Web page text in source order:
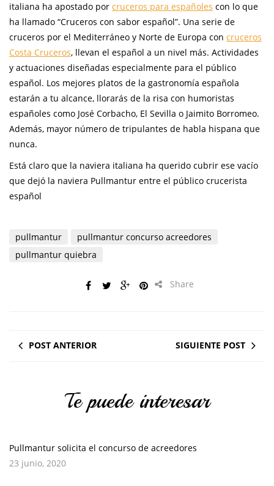
italiana ha apostado por cruceros para españoles con lo que
ha llamado “Cruceros con sabor español”. Una serie de
cruceros por el Mediterráneo y Norte de Europa con cruceros
Costa Cruceros, llevan el español a un nivel más. Actividades
y actuaciones diseñadas especialmente para el público
español. Los mejores platos de la gastronomía española
estarán a tu alcance, llorarás de la risa con humoristas
españoles como José Corbacho, El Sevilla o Jaimito Borromeo.
Además, mayor número de tripulantes de habla hispana que
nunca.
Está claro que la naviera italiana ha querido cubrir ese vacío
que dejó la naviera Pullmantur entre el público crucerista
español
pullmantur
pullmantur concurso acreedores
pullmantur quiebra
Share
POST ANTERIOR SIGUIENTE POST
Te puede interesar
Pullmantur solicita el concurso de acreedores
23 junio, 2020